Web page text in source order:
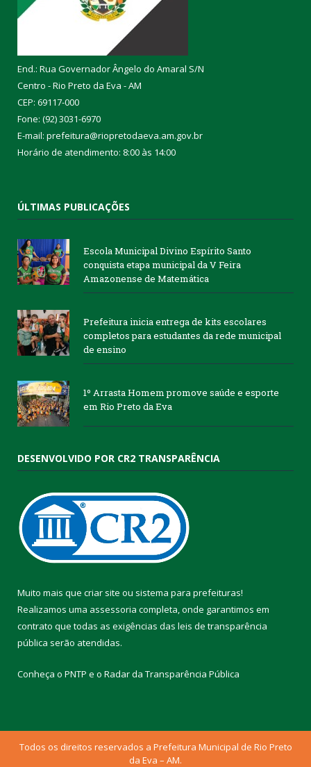
End.: Rua Governador Ângelo do Amaral S/N
Centro - Rio Preto da Eva - AM
CEP: 69117-000
Fone: (92) 3031-6970
E-mail: prefeitura@riopretodaeva.am.gov.br
Horário de atendimento: 8:00 às 14:00
ÚLTIMAS PUBLICAÇÕES
Escola Municipal Divino Espírito Santo
conquista etapa municipal da V Feira
Amazonense de Matemática
Prefeitura inicia entrega de kits escolares
completos para estudantes da rede municipal
de ensino
1º Arrasta Homem promove saúde e esporte
em Rio Preto da Eva
DESENVOLVIDO POR CR2 TRANSPARÊNCIA
Muito mais que criar site ou sistema para prefeituras!
Realizamos uma assessoria completa, onde garantimos em
contrato que todas as exigências das leis de transparência
pública serão atendidas.
Conheça o PNTP e o Radar da Transparência Pública
Todos os direitos reservados a Prefeitura Municipal de Rio Preto
da Eva – AM.